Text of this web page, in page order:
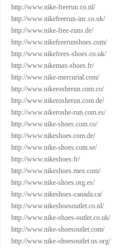
http://www.nike-freerun.co.nl/
http://www.nikefreerun-inc.co.uk/
http://www.nike-free-runs.de/
http://www.nikefreerunshoes.com/
http://www.nikefrees-shoes.co.uk/
http://www.nikemax-shoes.fr/
http://www.nike-mercurial.com/
http://www.nikerosherun.com.co/
http://www.nikerosherun.com.de/
http://www.nikeroshe-run.com.es/
http://www.nike-shoes.com.co/
http://www.nikeshoes.com.de/
http://www.nike-shoes.com.se/
http://www.nikeshoes.fr/
http://www.nikeshoes.mex.com/
http://www.nike-shoes.org.es/
http://www.nikeshoes-canada.ca/
http://www.nikeshoesoutlet.co.nl/
http://www.nike-shoes-outlet.co.uk/
http://www.nike-shoesoutlet.com/
http://www.nike-shoesoutlet.us.org/